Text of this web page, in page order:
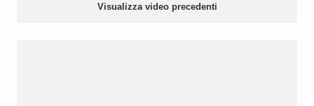
Visualizza video precedenti